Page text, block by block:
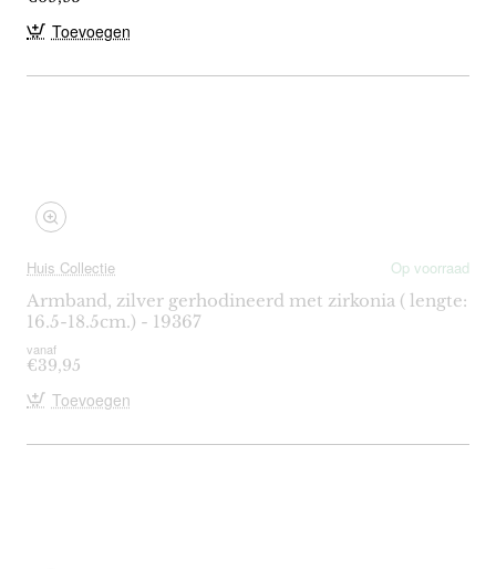
Toevoegen
Huis Collectie
Op voorraad
Armband, zilver gerhodineerd met zirkonia ( lengte:
16.5-18.5cm.) - 19367
vanaf
€39,95
Toevoegen